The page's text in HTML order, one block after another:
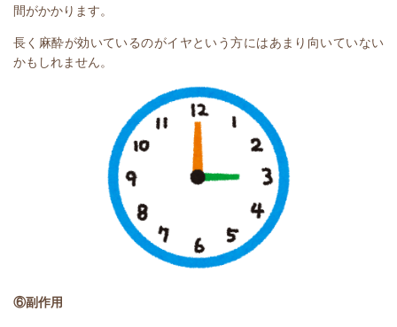
間がかかります。
長く麻酔が効いているのがイヤという方にはあまり向いていない
かもしれません。
⑥副作用